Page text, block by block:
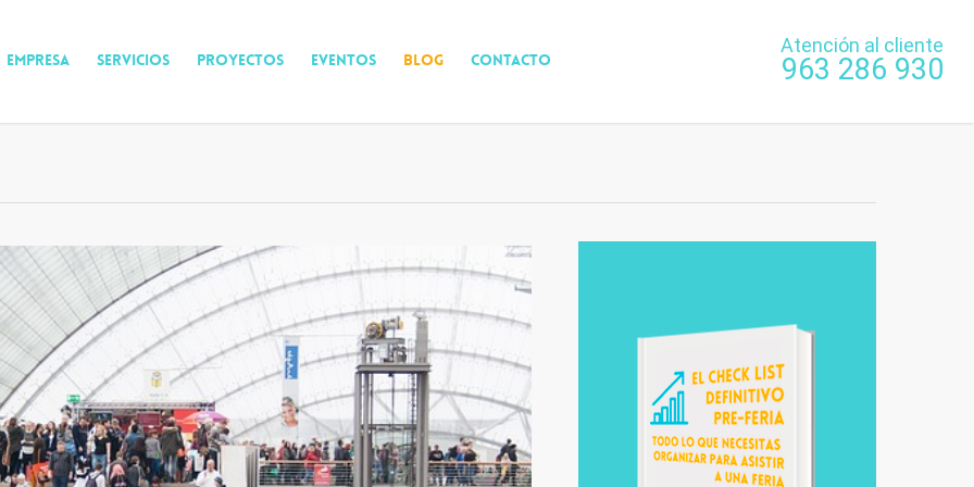
Atención al cliente
963 286 930
EMPRESA SERVICIOS PROYECTOS EVENTOS BLOG CONTACTO